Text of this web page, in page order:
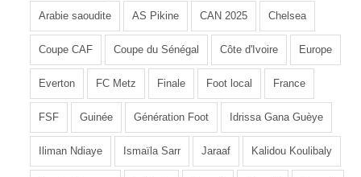
Arabie saoudite AS Pikine CAN 2025 Chelsea
Coupe CAF Coupe du Sénégal Côte d'Ivoire Europe
Everton FC Metz Finale Foot local France
FSF Guinée Génération Foot Idrissa Gana Guèye
Iliman Ndiaye Ismaïla Sarr Jaraaf Kalidou Koulibaly